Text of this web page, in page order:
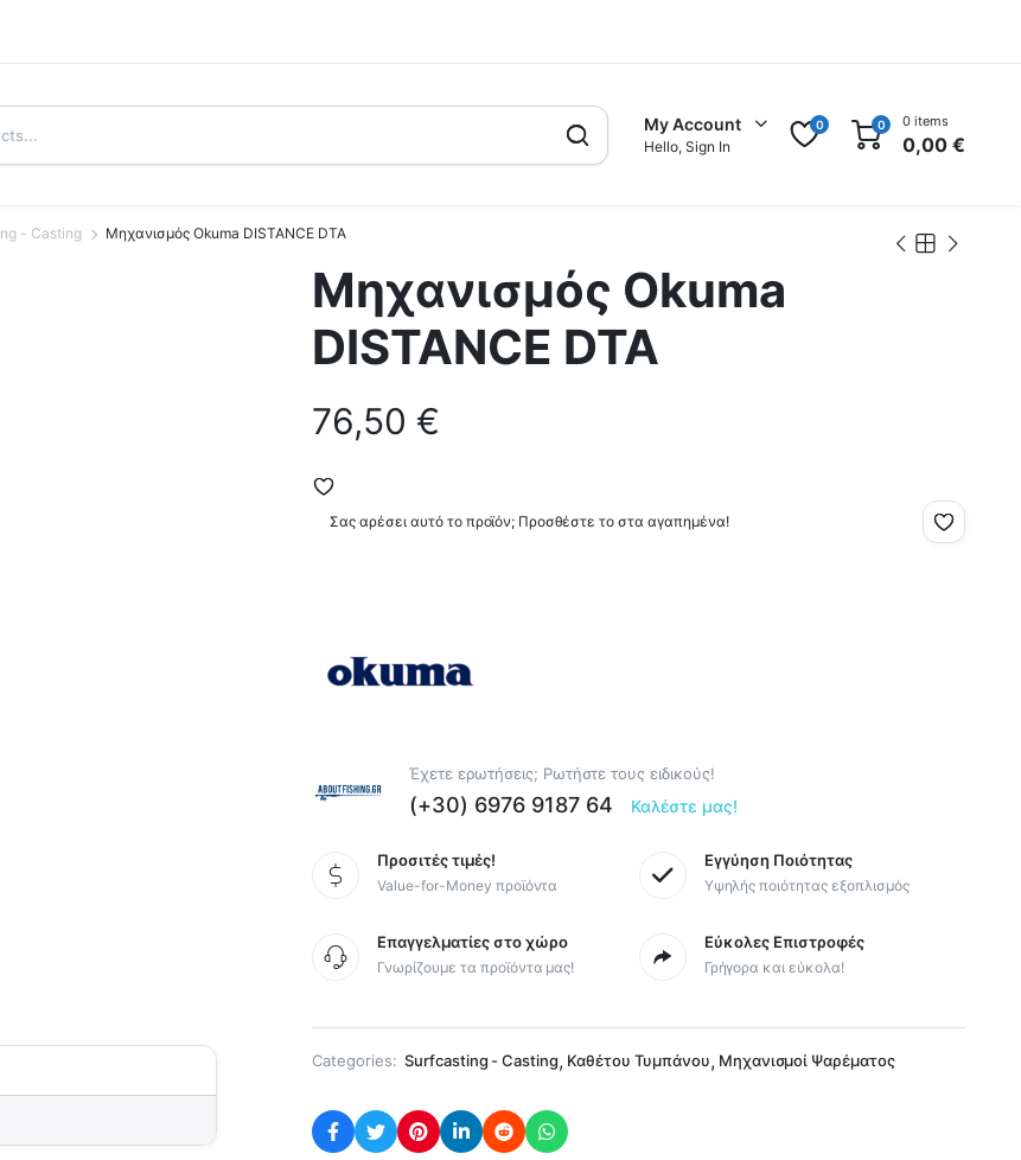
My Account
Hello, Sign In
0 0 0 items
0,00€
- Casting Μηχανισμός Okuma DISTANCE DTA
Μηχανισμός Okuma
DISTANCE DTA
76,50 €
Σας αρέσει αυτό το προϊόν; Προσθέστε το στα αγαπημένα!
Έχετε ερωτήσεις; Ρωτήστε τους ειδικούς!
(+30) 6976 9187 64 Καλέστε μας!
Προσιτές τιμές!
Value-for-Money προϊόντα
Εγγύηση Ποιότητας
Υψηλής ποιότητας εξοπλισμός
Επαγγελματίες στο χώρο
Γνωρίζουμε τα προϊόντα μας!
Εύκολες Επιστροφές
Γρήγορα και εύκολα!
Categories: Surfcasting - Casting, Καθέτου Τυμπάνου, Μηχανισμοί Ψαρέματος